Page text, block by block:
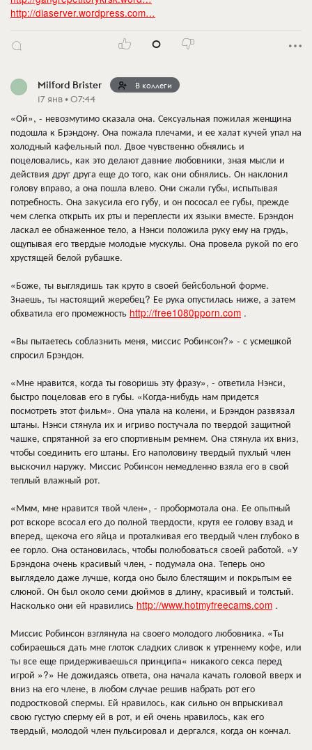
http://diaserver.wordpress.com…
0
Milford Brister В коллеги
17 янв • 07:44
«Ой», - невозмутимо сказала она. Сексуальная пожилая женщина
подошла к Брэндону. Она пожала плечами, и ее халат кучей упал на
холодный кафельный пол. Двое чувственно обнялись и
поцеловались, как это делают давние любовники, зная мысли и
действия друг друга еще до того, как они обнялись. Он наклонил
голову вправо, а она пошла влево. Они сжали губы, испытывая
потребность. Она закусила его губу, и он пососал ее губы, прежде
чем слегка открыть их рты и переплести их языки вместе. Брэндон
ласкал ее обнаженное тело, а Нэнси положила руку ему на грудь,
ощупывая его твердые молодые мускулы. Она провела рукой по его
хрустящей белой рубашке.
«Боже, ты выглядишь так круто в своей бейсбольной форме.
Знаешь, ты настоящий жеребец? Ее рука опустилась ниже, а затем
обхватила его промежность http://free1080pporn.com .
«Вы пытаетесь соблазнить меня, миссис Робинсон?» - с усмешкой
спросил Брэндон.
«Мне нравится, когда ты говоришь эту фразу», - ответила Нэнси,
быстро поцеловав его в губы. «Когда-нибудь нам придется
посмотреть этот фильм». Она упала на колени, и Брэндон развязал
штаны. Нэнси стянула их и игриво постучала по твердой защитной
чашке, спрятанной за его спортивным ремнем. Она стянула их вниз,
чтобы соединить его штаны. Его наполовину твердый пухлый член
выскочил наружу. Миссис Робинсон немедленно взяла его в свой
теплый влажный рот.
«Ммм, мне нравится твой член», - пробормотала она. Ее опытный
рот вскоре всосал его до полной твердости, крутя ее голову взад и
вперед, щекоча его яйца и проталкивая его твердый член глубоко в
ее горло. Она остановилась, чтобы полюбоваться своей работой. «У
Брэндона очень красивый член, - подумала она. Теперь оно
выглядело даже лучше, когда оно было блестящим и покрытым ее
слюной. Он был около семи дюймов в длину, красивый и толстый.
Насколько они ей нравились http://www.hotmyfreecams.com .
Миссис Робинсон взглянула на своего молодого любовника. «Ты
собираешься дать мне глоток сладких сливок к утреннему кофе, или
ты все еще придерживаешься принципа« никакого секса перед
игрой »?» Не дожидаясь ответа, она начала качать головой вверх и
вниз на его члене, в любом случае решив набрать рот его
подростковой спермы. Ей нравилось, как сильно он впрыскивал
свою густую сперму ей в рот, и ей очень нравилось, как его
твердый, молодой член пульсировал и дергался, когда он кончал.